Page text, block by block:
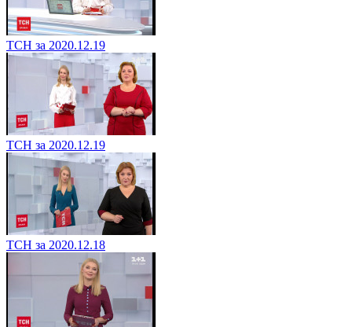
ТСН за 2020.12.19
ТСН за 2020.12.19
ТСН за 2020.12.18